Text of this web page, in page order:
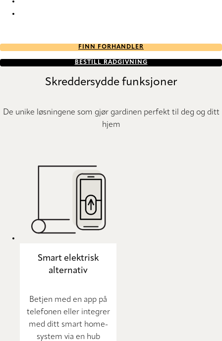
FINN FORHANDLER
BESTILL RÅDGIVNING
Skreddersydde funksjoner
De unike løsningene som gjør gardinen perfekt til deg og ditt
hjem
Smart elektrisk
alternativ
Betjen med en app på
telefonen eller integrer
med ditt smart home-
system via en hub